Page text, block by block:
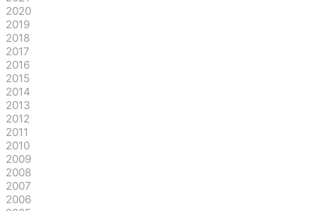
2020
2019
2018
2017
2016
2015
2014
2013
2012
2011
2010
2009
2008
2007
2006